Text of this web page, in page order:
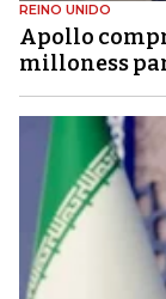
REINO UNIDO
Apollo
milloness